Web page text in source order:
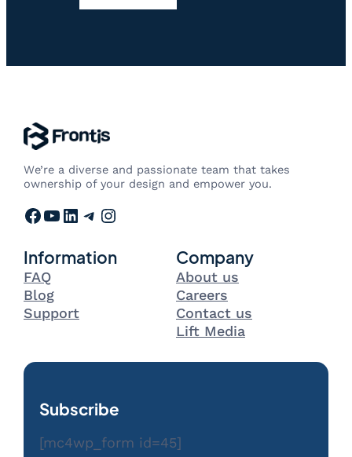
We’re a diverse and passionate team that takes
ownership of your design and empower you.
Facebook YouTube LinkedIn Telegram Instagram
Information
FAQ
Blog
Support
Company
About us
Careers
Contact us
Lift Media
Subscribe
[mc4wp_form id=45]